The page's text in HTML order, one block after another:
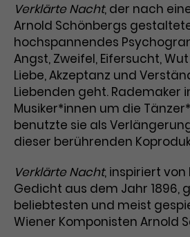
Name _gat_UA-63561367-
Anbieter Google Analytics
Laufzeit 1 Minute
Zweck
Das ist ein von
gesetztes Cookie.
Daten werden nur
pro Minute an
gesendet.
werden bestimmte
Name _gcl_dc
Anbieter Google /
Laufzeit 3 Monate
Zweck
Dieses Cookie
Werbeanzeigen zu
Remarketing-
bereitzustellen.
Verklärte Nacht, der nach
Arnold Schönbergs
hochspannendes
Angst, Zweifel, Eifersucht,
Liebe, Akzeptanz und
Liebenden geht. Rademaker
Musiker*innen um die
benutzte sie als
dieser berührenden
Verklärte Nacht, inspiriert
Gedicht aus dem Jahr 1896,
beliebtesten und meist
Wiener Komponisten Arnold